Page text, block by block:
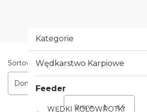
Kategorie
Wędkarstwo Karpiowe
Feeder
WĘDKI KOŁOWROTKI
Lista produktów
Sortowanie:
Domyślne
Strona z 6